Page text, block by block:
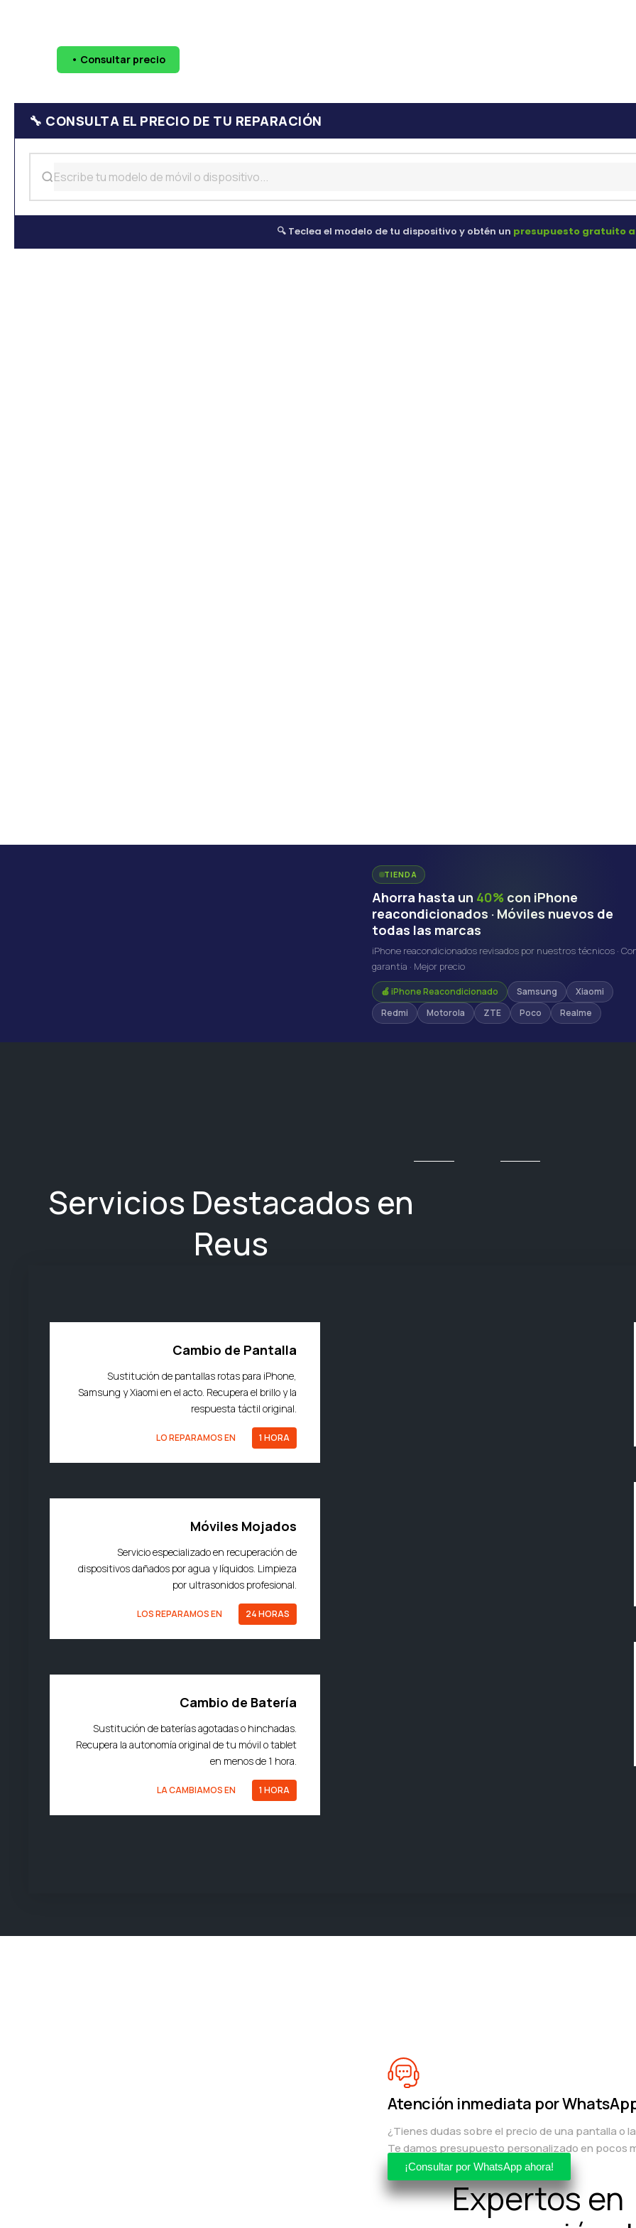
• Consultar precio
🔧 CONSULTA EL PRECIO DE TU REPARACIÓN
🔍 Teclea el modelo de tu dispositivo y obtén un presupuesto gratuito
TIENDA
Ahorra hasta un 40% con iPhone
reacondicionados · Móviles nuevos de
todas las marcas
iPhone reacondicionados revisados por nuestros técnicos ·
garantía · Mejor precio
🍎 iPhone Reacondicionado Samsung
Xiaomi
Redmi
Motorola ZTE Poco Realme
Servicios Destacados en
Reus
Cambio de Pantalla
Sustitución de pantallas rotas para iPhone,
Samsung y Xiaomi en el acto. Recupera el brillo y la
respuesta táctil original.
LO REPARAMOS EN 1 HORA
Móviles Mojados
Servicio especializado en recuperación de
dispositivos dañados por agua y líquidos. Limpieza
por ultrasonidos profesional.
LOS REPARAMOS EN 24 HORAS
Cambio de Batería
Sustitución de baterías agotadas o hinchadas.
Recupera la autonomía original de tu móvil o tablet
en menos de 1 hora.
LA CAMBIAMOS EN 1 HORA
Atención inmediata por
¿Tienes dudas sobre el precio de una pantalla o
Te damos presupuesto personalizado en pocos
¡Consultar por WhatsApp ahora!
Expertos en